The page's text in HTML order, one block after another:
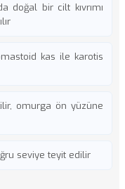
doğal bir cilt kıvrımı
kas ile karotis
omurga ön yüzüne
seviye teyit edilir